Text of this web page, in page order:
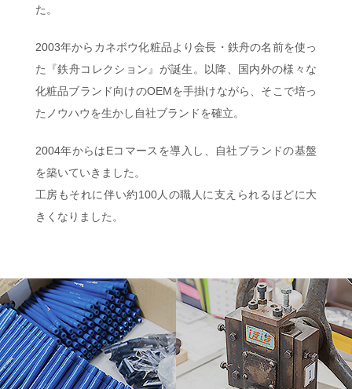
た。
2003年からカネボウ化粧品より会長・鉄舟の名前を使っ
た『鉄舟コレクション』が誕生。以降、国内外の様々な
化粧品ブランド向けのOEMを手掛けながら、そこで培っ
たノウハウを生かし自社ブランドを確立。
2004年からはEコマースを導入し、自社ブランドの基盤
を築いていきました。
工房もそれに伴い約100人の職人に支えられるほどに大
きくなりました。